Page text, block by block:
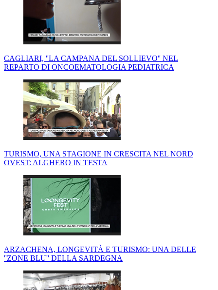
CAGLIARI, ''LA CAMPANA DEL SOLLIEVO'' NEL
REPARTO DI ONCOEMATOLOGIA PEDIATRICA
TURISMO, UNA STAGIONE IN CRESCITA NEL NORD
OVEST: ALGHERO IN TESTA
ARZACHENA, LONGEVITÀ E TURISMO: UNA DELLE
''ZONE BLU'' DELLA SARDEGNA